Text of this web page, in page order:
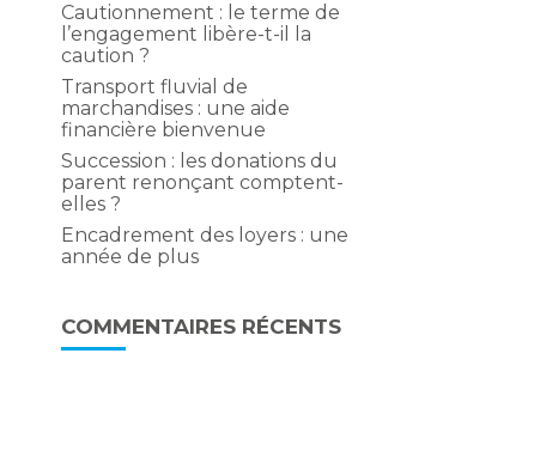
Cautionnement : le terme de
l’engagement libère-t-il la
caution ?
Transport fluvial de
marchandises : une aide
financière bienvenue
Succession : les donations du
parent renonçant comptent-
elles ?
Encadrement des loyers : une
année de plus
COMMENTAIRES RÉCENTS